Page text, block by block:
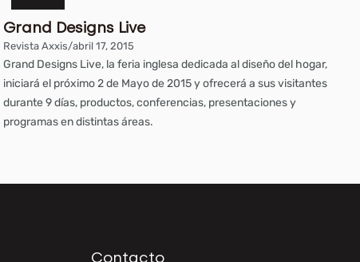
Grand Designs Live
Revista Axxis/abril 17, 2015
Grand Designs Live, la feria inglesa dedicada al diseño del hogar,
iniciará el próximo 2 de Mayo de 2015 y ofrecerá a sus visitantes
durante 9 días, productos, conferencias, presentaciones y
programas en distintas áreas.
Contacto